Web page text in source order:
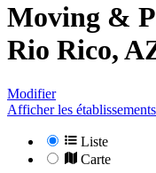
Moving &
Rio Rico,
Modifier
Afficher les
Liste
Carte